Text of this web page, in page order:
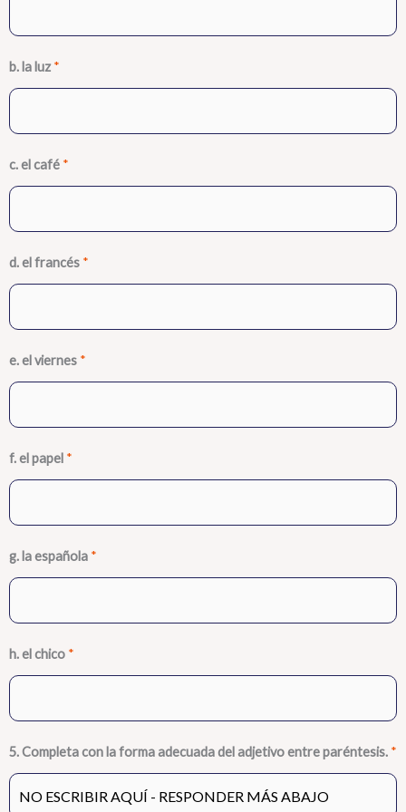
b. la luz *
c. el café *
d. el francés *
e. el viernes *
f. el papel *
g. la española *
h. el chico *
5. Completa con la forma adecuada del adjetivo entre paréntesis. *